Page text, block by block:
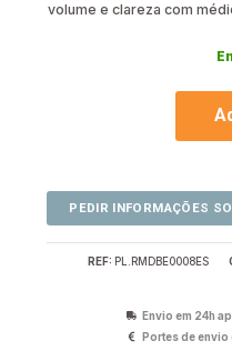
volume e clareza com
REF: PL.RMDBE0008ES
Envio em 24h
Portes de